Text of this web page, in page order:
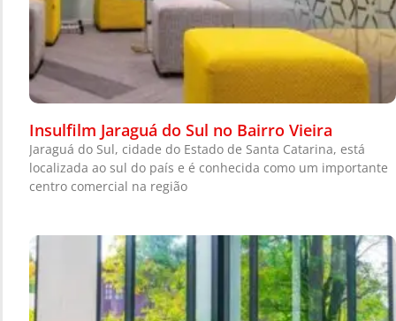
Insulfilm Jaraguá do Sul no Bairro Vieira
Jaraguá do Sul, cidade do Estado de Santa Catarina, está
localizada ao sul do país e é conhecida como um importante
centro comercial na região